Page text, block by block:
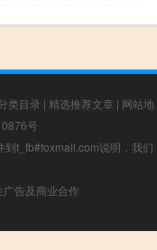
类目录 | 精选推荐文章 | 网站地
号
到f_fb#foxmail.com说明，我们
告及商业合作